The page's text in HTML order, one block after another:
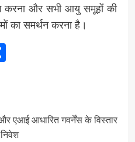
करना और सभी आयु समूहों की
का समर्थन करना है।
एआई आधारित गवर्नेंस के विस्तार